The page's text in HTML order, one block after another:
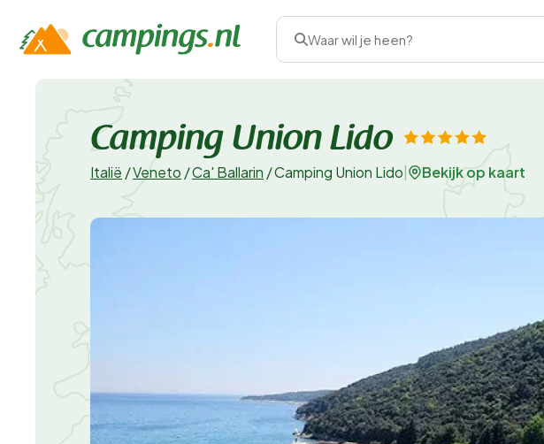
Waar wil je heen?
Camping Union Lido
Italië /Veneto /Ca' Ballarin /Camping Union Lido Bekijk op kaart